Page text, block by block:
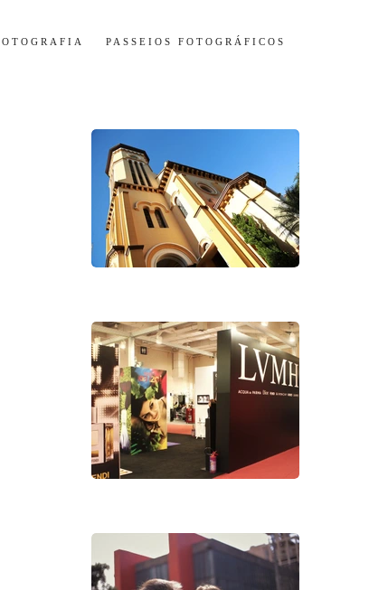
PASSEIOS FOTOGRÁFICOS